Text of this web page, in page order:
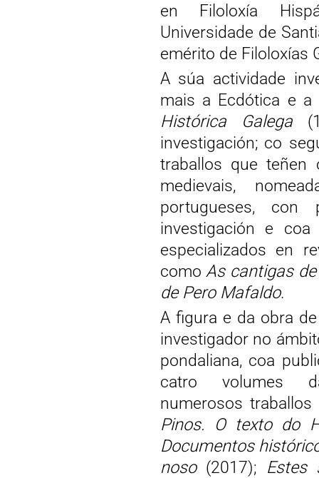
en Filoloxía
Universidade de
emérito de Filoloxías
A súa actividade
mais a Ecdótica e
Histórica Galega
investigación; co
traballos que
medievais,
portugueses,
investigación e
especializados en
comoAs cantigas de
de Pero Mafaldo.
A figura e da obra
investigador no
pondaliana, coa
catro volumes
numerosos
Pinos. O texto do
Documentos
noso(2017); Estes